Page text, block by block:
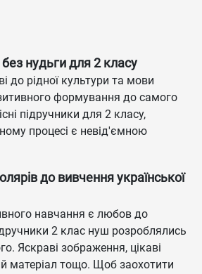
нудьги для 2 класу
до рідної культури та мови
формування до самого
підручники для 2 класу,
процесі є невід'ємною
до вивчення української
навчання є любов до
2 клас нуш розроблялись
Яскраві зображення, цікаві
матеріал тощо. Щоб заохотити